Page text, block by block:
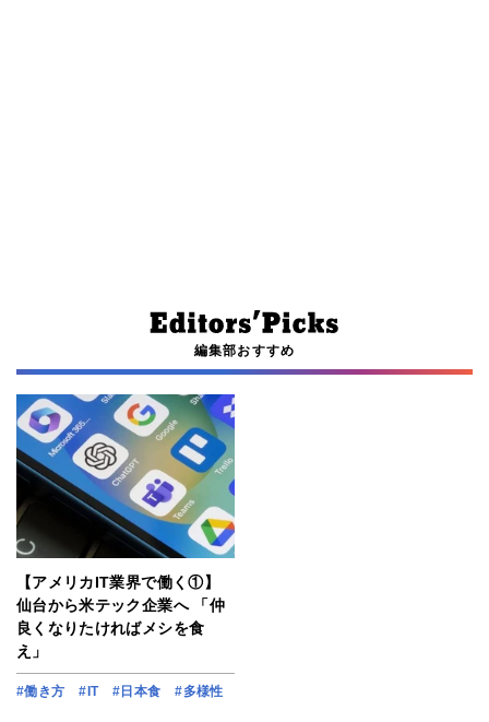
編集部おすすめ
【アメリカIT業界で働く①】
仙台から米テック企業へ 「仲
良くなりたければメシを食
え」
#働き方 #IT #日本食 #多様性